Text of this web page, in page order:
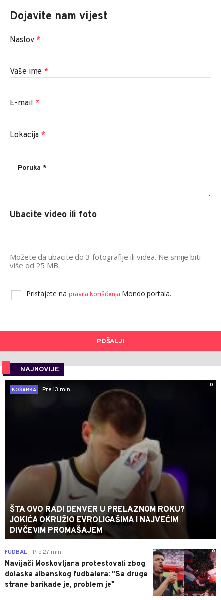
Dojavite nam vijest
Naslov *
Vaše ime *
E-mail *
Lokacija *
Ubacite video ili foto
Možete da ubacite do 3 fotografije ili videa. Ne smije biti
više od 25 MB.
Pristajete na pravila korišćenja Mondo portala.
POŠALJI
NAJNOVIJE
0
KOŠARKA
Pre 13 min
ŠTA OVO RADI DENVER U PRELAZNOM ROKU?
JOKIĆA OKRUŽIO EVROLIGAŠIMA I NAJVEĆIM
DIVČEVIM PROMAŠAJEM
0
FUDBAL Pre 27 min
Navijači Moskovljana protestovali zbog
dolaska albanskog fudbalera: "Sa druge
strane barikade je, problem je"